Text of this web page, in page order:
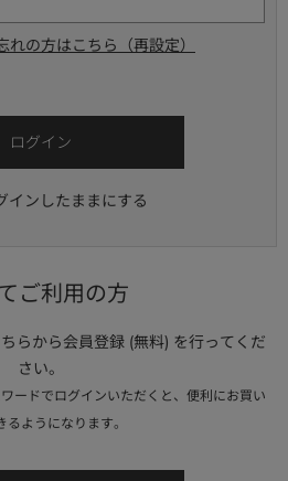
れの方はこちら（再設定）
インしたままにする
ご利用の方
らから会員登録 (無料) を行ってくだ
さい。
ードでログインいただくと、便利にお買い
るようになります。